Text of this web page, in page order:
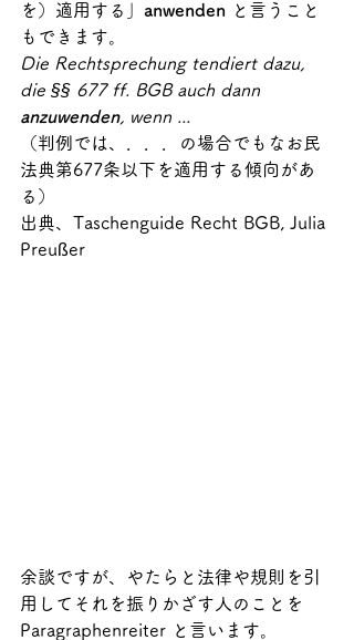
を）適用する」 anwenden と言うこと
もできます。
Die Rechtsprechung tendiert dazu,
die §§ 677 ff. BGB auch dann
anzuwenden, wenn ...
（判例では、．．．の場合でもなお民
法典第677条以下を適用する傾向があ
る）
出典、Taschenguide Recht BGB, Julia
Preußer
余談ですが、やたらと法律や規則を引
用してそれを振りかざす人のことを
Paragraphenreiter と言います。